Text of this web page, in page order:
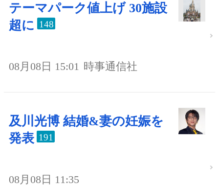
テーマパーク値上げ 30施設
超に 148
08月08日 15:01 時事通信社
及川光博 結婚&妻の妊娠を
発表 191
08月08日 11:35